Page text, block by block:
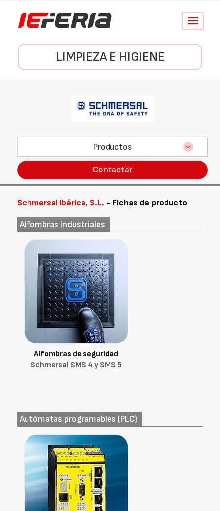
Conmutar
LIMPIEZA E HIGIENE
Productos
Contactar
Schmersal Ibérica, S.L. - Fichas de producto
Alfombras industriales
Alfombras de seguridad
Schmersal SMS 4 y SMS 5
Autómatas programables (PLC)